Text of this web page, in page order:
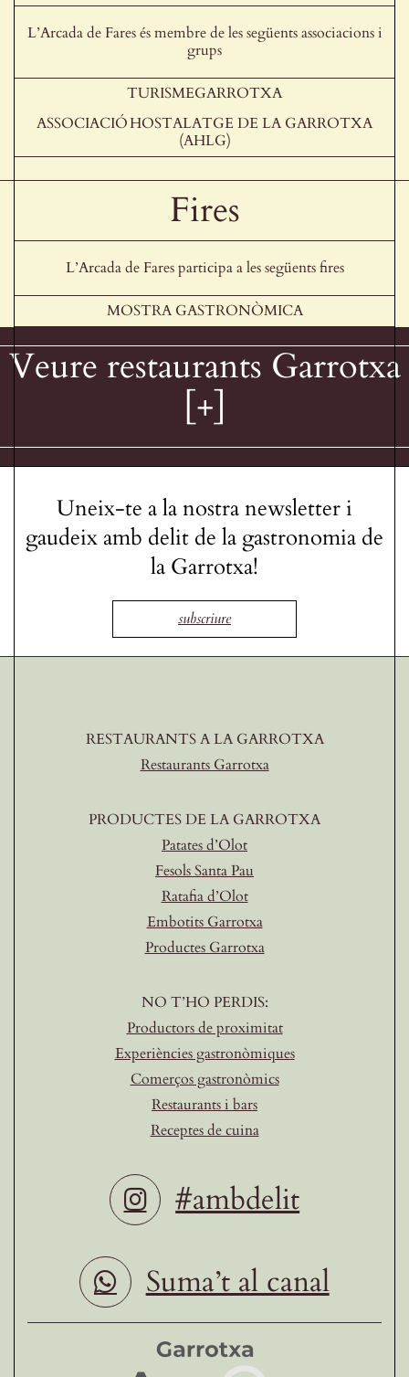
L’Arcada de Fares és membre de les següents associacions i
grups
TURISMEGARROTXA
ASSOCIACIÓ HOSTALATGE DE LA GARROTXA
(AHLG)
Fires
L’Arcada de Fares participa a les següents fires
MOSTRA GASTRONÒMICA
Veure restaurants Garrotxa
[+]
Uneix-te a la nostra newsletter i
gaudeix amb delit de la gastronomia de
la Garrotxa!
subscriure
RESTAURANTS A LA GARROTXA
Restaurants Garrotxa
PRODUCTES DE LA GARROTXA
Patates d’Olot
Fesols Santa Pau
Ratafia d’Olot
Embotits Garrotxa
Productes Garrotxa
NO T’HO PERDIS:
Productors de proximitat
Experiències gastronòmiques
Comerços gastronòmics
Restaurants i bars
Receptes de cuina
#ambdelit
Suma’t al canal